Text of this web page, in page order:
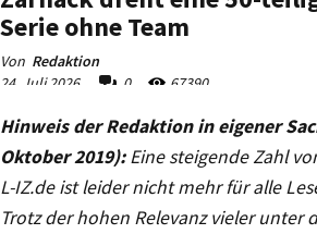
Hinweis der Redaktion in eigener
Oktober 2019):Eine steigende Zahl
L-IZ.de ist leider nicht mehr für alle
Trotz der hohen Relevanz vieler unter